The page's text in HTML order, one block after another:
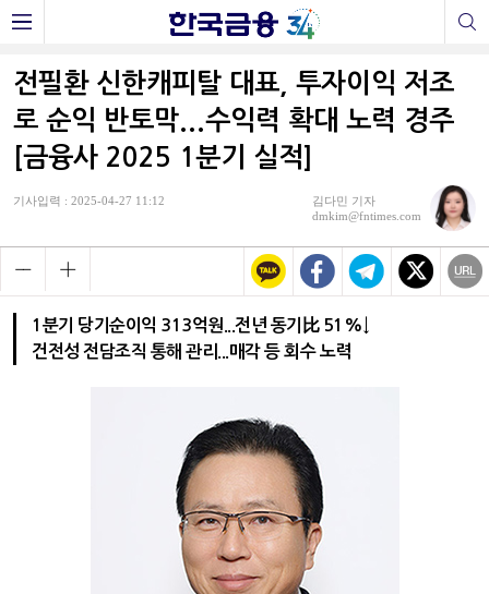
전필환 신한캐피탈 대표, 투자이익 저조
로 순익 반토막...수익력 확대 노력 경주
[금융사 2025 1분기 실적]
기사입력 : 2025-04-27 11:12
김다민 기자
dmkim@fntimes.com
1분기 당기순이익 313억원...전년 동기比 51%↓
건전성 전담조직 통해 관리...매각 등 회수 노력